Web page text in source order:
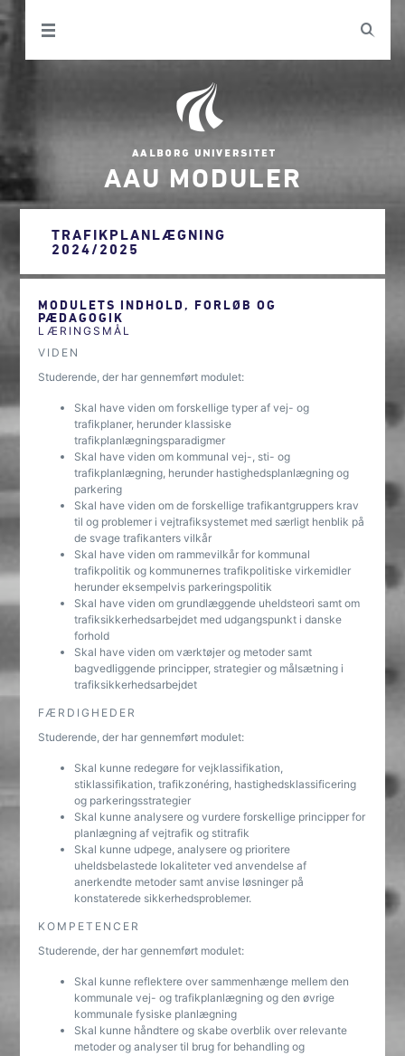
AAU MODULER
TRAFIKPLANLÆGNING
2024/2025
MODULETS INDHOLD, FORLØB OG
PÆDAGOGIK
LÆRINGSMÅL
VIDEN
Studerende, der har gennemført modulet:
Skal have viden om forskellige typer af vej- og
trafikplaner, herunder klassiske
trafikplanlægningsparadigmer
Skal have viden om kommunal vej-, sti- og
trafikplanlægning, herunder hastighedsplanlægning og
parkering
Skal have viden om de forskellige trafikantgruppers krav
til og problemer i vejtrafiksystemet med særligt henblik på
de svage trafikanters vilkår
Skal have viden om rammevilkår for kommunal
trafikpolitik og kommunernes trafikpolitiske virkemidler
herunder eksempelvis parkeringspolitik
Skal have viden om grundlæggende uheldsteori samt om
trafiksikkerhedsarbejdet med udgangspunkt i danske
forhold
Skal have viden om værktøjer og metoder samt
bagvedliggende principper, strategier og målsætning i
trafiksikkerhedsarbejdet
FÆRDIGHEDER
Studerende, der har gennemført modulet:
Skal kunne redegøre for vejklassifikation,
stiklassifikation, trafikzonéring, hastighedsklassificering
og parkeringsstrategier
Skal kunne analysere og vurdere forskellige principper for
planlægning af vejtrafik og stitrafik
Skal kunne udpege, analysere og prioritere
uheldsbelastede lokaliteter ved anvendelse af
anerkendte metoder samt anvise løsninger på
konstaterede sikkerhedsproblemer.
KOMPETENCER
Studerende, der har gennemført modulet:
Skal kunne reflektere over sammenhænge mellem den
kommunale vej- og trafikplanlægning og den øvrige
kommunale fysiske planlægning
Skal kunne håndtere og skabe overblik over relevante
metoder og analyser til brug for behandling og